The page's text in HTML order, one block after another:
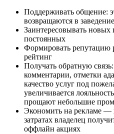
Поддерживать общение:
возвращаются в заведение
Заинтересовывать новых
постоянных
Формировать репутацию
рейтинг
Получать обратную
комментарии, отметки
качество услуг под
увеличивается
прощают небольшие
Экономить на рекламе
затратах владелец
оффлайн акциях